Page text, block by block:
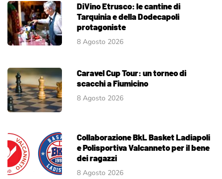
DiVino Etrusco: le cantine di
Tarquinia e della Dodecapoli
protagoniste
8 Agosto 2026
Caravel Cup Tour: un torneo di
scacchi a Fiumicino
8 Agosto 2026
Collaborazione BkL Basket Ladiapoli
e Polisportiva Valcanneto per il bene
dei ragazzi
8 Agosto 2026